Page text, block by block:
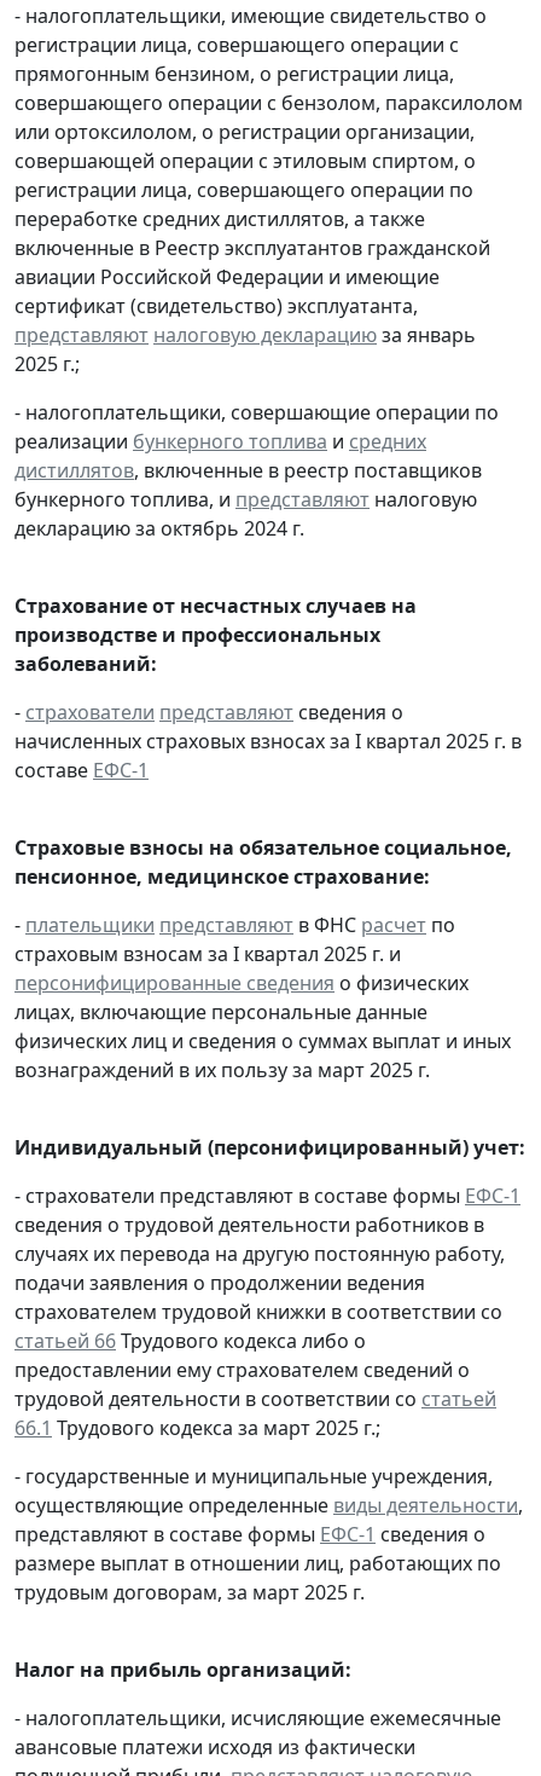
- налогоплательщики, имеющие свидетельство о
регистрации лица, совершающего операции с
прямогонным бензином, о регистрации лица,
совершающего операции с бензолом, параксилолом
или ортоксилолом, о регистрации организации,
совершающей операции с этиловым спиртом, о
регистрации лица, совершающего операции по
переработке средних дистиллятов, а также
включенные в Реестр эксплуатантов гражданской
авиации Российской Федерации и имеющие
сертификат (свидетельство) эксплуатанта,
представляют налоговую декларациюза январь
2025 г.;
- налогоплательщики, совершающие операции по
реализации бункерного топлива и средних
дистиллятов, включенные в реестр поставщиков
бункерного топлива, и представляют налоговую
декларацию за октябрь 2024 г.
Страхование от несчастных случаев на
производстве и профессиональных
заболеваний:
- страхователи представляют сведения о
начисленных страховых взносах за I квартал 2025 г. в
составе ЕФС-1
Страховые взносы на обязательное социальное,
пенсионное, медицинское страхование:
- плательщики представляют в ФНС расчет по
страховым взносам за I квартал 2025 г. и
персонифицированные сведения о физических
лицах, включающие персональные данные
физических лиц и сведения о суммах выплат и иных
вознаграждений в их пользу за март 2025 г.
Индивидуальный (персонифицированный) учет:
- страхователи представляют в составе формы ЕФС-1
сведения о трудовой деятельности работников в
случаях их перевода на другую постоянную работу,
подачи заявления о продолжении ведения
страхователем трудовой книжки в соответствии со
статьей 66Трудового кодекса либо о
предоставлении ему страхователем сведений о
трудовой деятельности в соответствии со статьей
66.1 Трудового кодекса за март 2025 г.;
- государственные и муниципальные учреждения,
осуществляющие определенные виды деятельности,
представляют в составе формы ЕФС-1 сведения о
размере выплат в отношении лиц, работающих по
трудовым договорам, за март 2025 г.
Налог на прибыль организаций:
- налогоплательщики, исчисляющие ежемесячные
авансовые платежи исходя из фактически